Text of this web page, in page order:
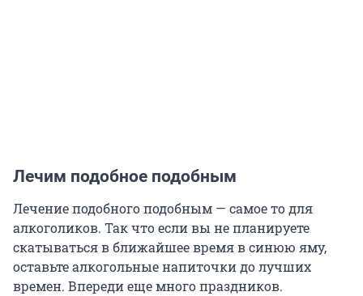
Лечим подобное подобным
Лечение подобного подобным — самое то для
алкоголиков. Так что если вы не планируете
скатываться в ближайшее время в синюю яму,
оставьте алкогольные напиточки до лучших
времен. Впереди еще много праздников.